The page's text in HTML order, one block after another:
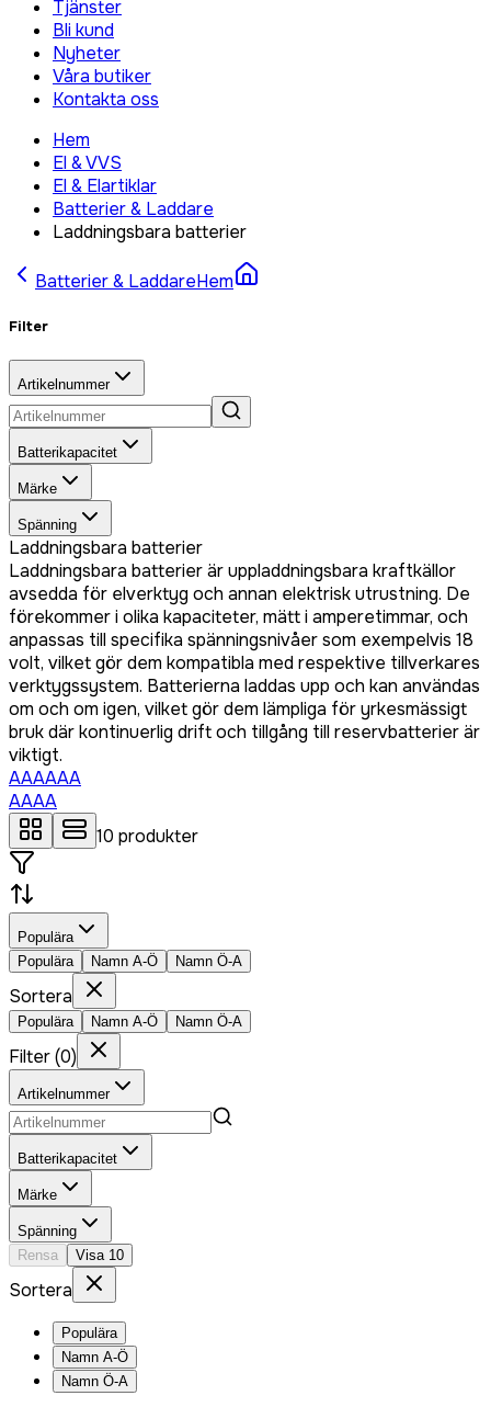
Tjänster
Bli kund
Nyheter
Våra butiker
Kontakta oss
Hem
El & VVS
El & Elartiklar
Batterier & Laddare
Laddningsbara batterier
Batterier & LaddareHem
Filter
Artikelnummer
Batterikapacitet
Märke
Spänning
Laddningsbara batterier
Laddningsbara batterier är uppladdningsbara kraftkällor
avsedda för elverktyg och annan elektrisk utrustning. De
förekommer i olika kapaciteter, mätt i amperetimmar, och
anpassas till specifika spänningsnivåer som exempelvis 18
volt, vilket gör dem kompatibla med respektive tillverkares
verktygssystem. Batterierna laddas upp och kan användas
om och om igen, vilket gör dem lämpliga för yrkesmässigt
bruk där kontinuerlig drift och tillgång till reservbatterier är
viktigt.
AAAAAA
AAAA
10 produkter
Populära
Populära
Namn A-Ö Namn Ö-A
Sortera
Populära Namn A-Ö Namn Ö-A
Filter(0)
Artikelnummer
Batterikapacitet
Märke
Spänning
Rensa
Visa 10
Sortera
Populära
Namn A-Ö
Namn Ö-A